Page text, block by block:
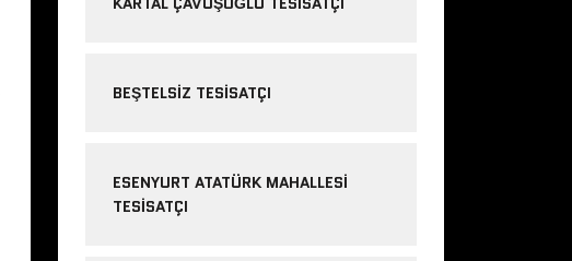
BEŞTELSIZ TESISATÇI
ESENYURT ATATÜRK MAHALLESI
TESISATÇI